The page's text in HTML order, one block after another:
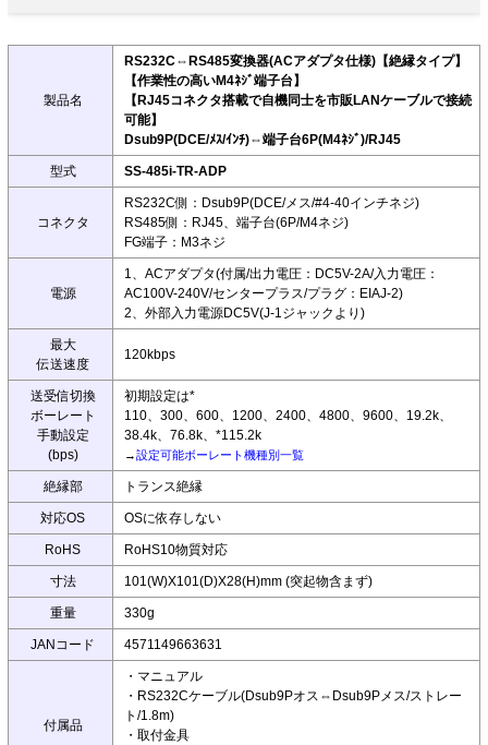
製品名
RS232C⇔RS485変換器(ACアダプタ仕様)【絶縁タイプ】
【作業性の高いM4ﾈｼﾞ端子台】
【RJ45コネクタ搭載で自機同士を市販LANケーブルで接続
可能】
Dsub9P(DCE/ﾒｽ/ｲﾝﾁ)⇔端子台6P(M4ﾈｼﾞ)/RJ45
型式 SS-485i-TR-ADP
コネクタ
RS232C側：Dsub9P(DCE/メス/#4-40インチネジ)
RS485側：RJ45、端子台(6P/M4ネジ)
FG端子：M3ネジ
電源
1、ACアダプタ(付属/出力電圧：DC5V-2A/入力電圧：
AC100V-240V/センタープラス/プラグ：EIAJ-2)
2、外部入力電源DC5V(J-1ジャックより)
最大
伝送速度
120kbps
送受信切換
ボーレート
手動設定
(bps)
初期設定は*
110、300、600、1200、2400、4800、9600、19.2k、
38.4k、76.8k、*115.2k
→設定可能ボーレート機種別一覧
絶縁部 トランス絶縁
対応OS OSに依存しない
RoHS RoHS10物質対応
寸法 101(W)X101(D)X28(H)mm (突起物含まず)
重量 330g
JANコード 4571149663631
付属品
・マニュアル
・RS232Cケーブル(Dsub9Pオス⇔Dsub9Pメス/ストレー
ト/1.8m)
・取付金具